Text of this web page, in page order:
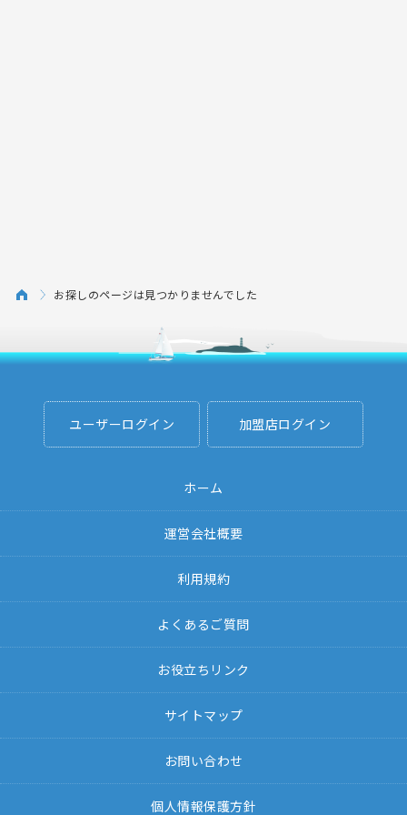
お探しのページは見つかりませんでした
ユーザーログイン 加盟店ログイン
ホーム
運営会社概要
利用規約
よくあるご質問
お役立ちリンク
サイトマップ
お問い合わせ
個人情報保護方針